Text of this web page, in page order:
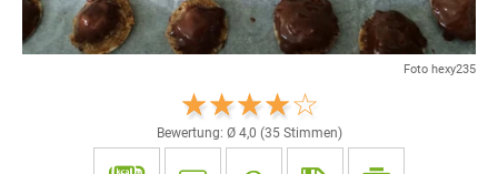
Foto hexy235
Bewertung: Ø 4,0 (35Stimmen)